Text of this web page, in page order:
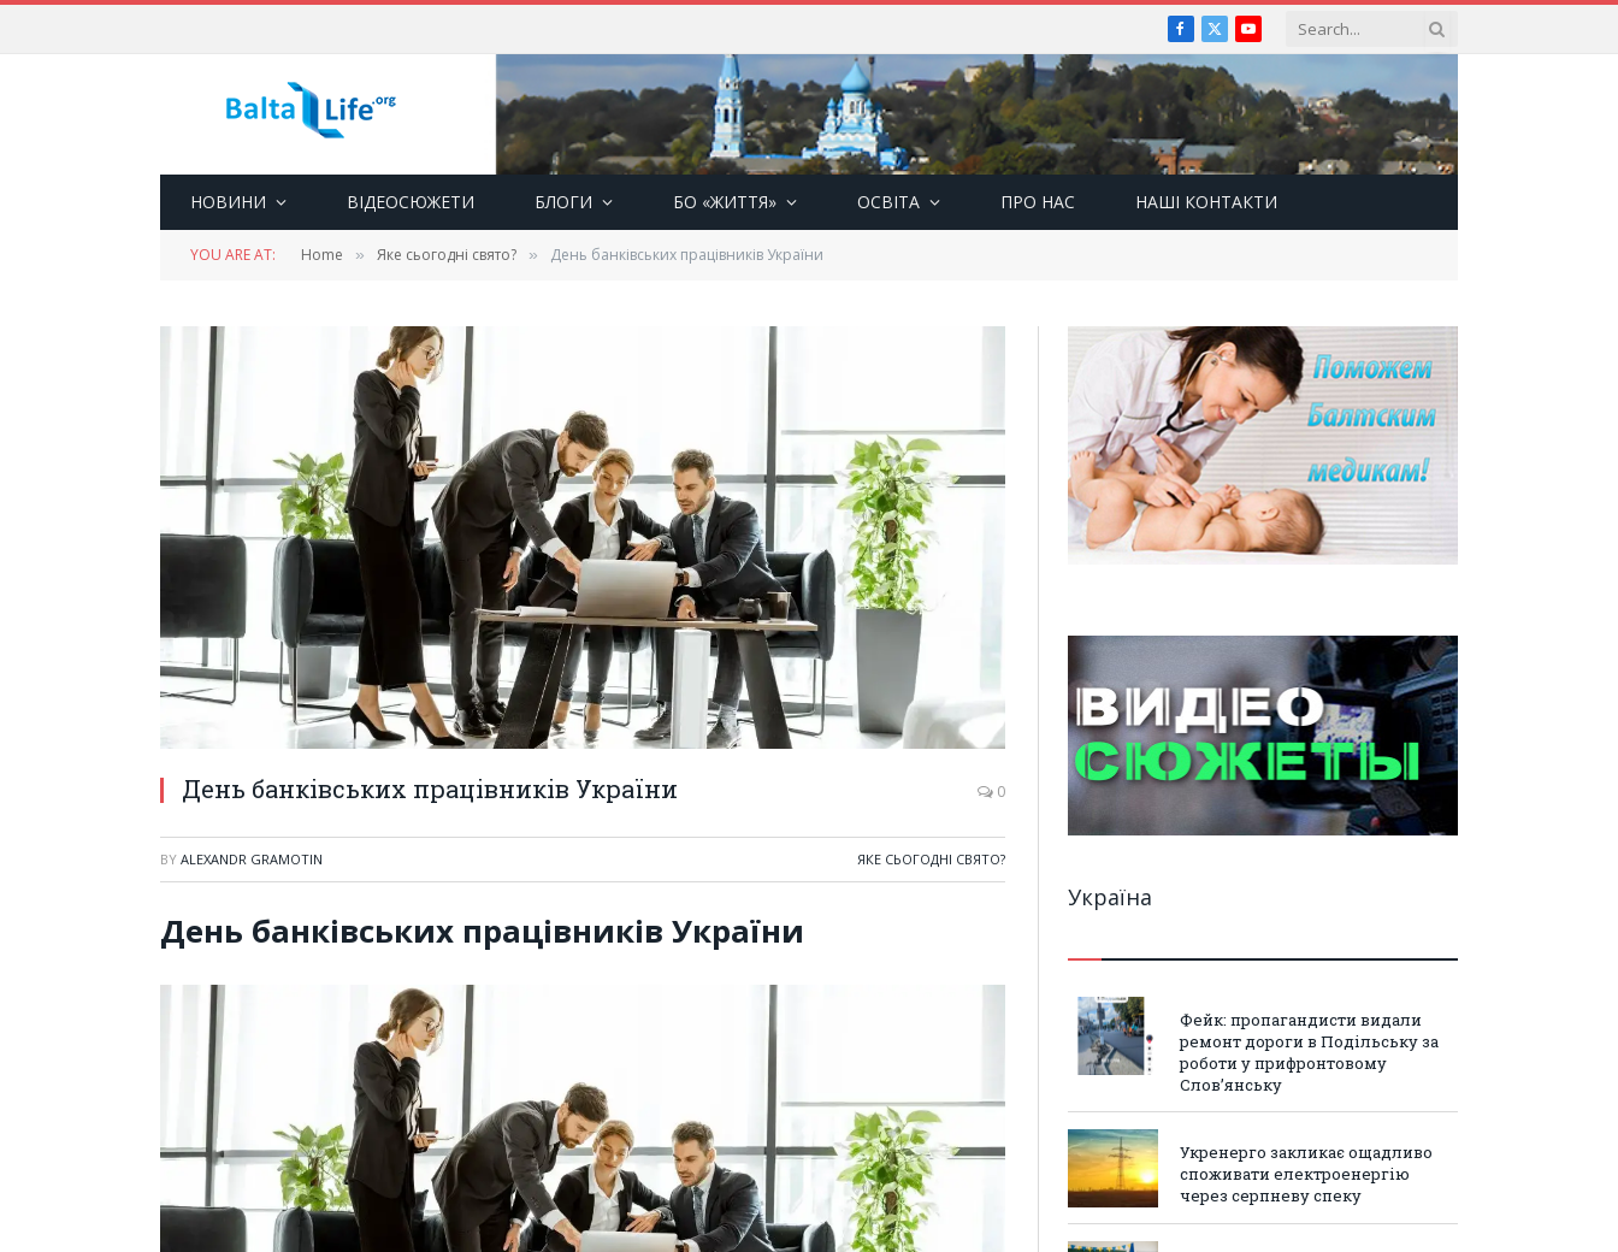
Facebook
X
(Twitter)
YouTube
НОВИНИ ВІДЕОСЮЖЕТИ БЛОГИ БО «ЖИТТЯ» ОСВІТА ПРО НАС НАШІ КОНТАКТИ
YOU ARE AT: Home » Яке сьогодні свято? » День банківських працівників України
День банківських працівників України 0
BY ALEXANDR GRAMOTIN ЯКЕ СЬОГОДНІ СВЯТО?
День банківських працівників України
Україна
Фейк: пропагандисти видали
ремонт дороги в Подільську за
роботи у прифронтовому
Слов’янську
Укренерго закликає ощадливо
споживати електроенергію
через серпневу спеку